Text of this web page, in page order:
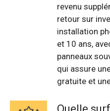
revenu
retour sur
installation
et 10 ans,
panneaux
qui assure
gratuite et